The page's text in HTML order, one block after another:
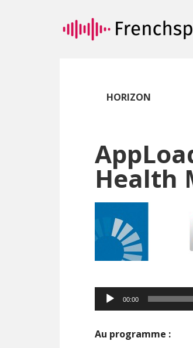
au
contenu
la
HORIZON
Health
Lecteur
audio
00:00
Au programme :